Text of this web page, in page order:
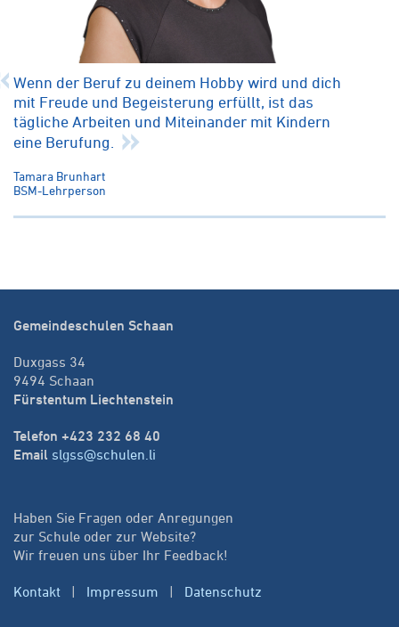
Wenn der Beruf zu deinem Hobby wird und dich
mit Freude und Begeisterung erfüllt, ist das
tägliche Arbeiten und Miteinander mit Kindern
eine Berufung.
Tamara Brunhart
BSM-Lehrperson
Gemeindeschulen Schaan
Duxgass 34
9494 Schaan
Fürstentum Liechtenstein
Telefon +423 232 68 40
Email slgss@schulen.li
Haben Sie Fragen oder Anregungen
zur Schule oder zur Website?
Wir freuen uns über Ihr Feedback!
Kontakt | Impressum | Datenschutz